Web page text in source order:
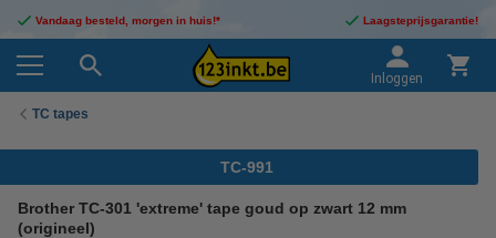
Vandaag besteld, morgen in huis!* Laagsteprijsgarantie!
Inloggen
TC tapes
TC-991
Brother TC-301 'extreme' tape goud op zwart 12 mm
(origineel)